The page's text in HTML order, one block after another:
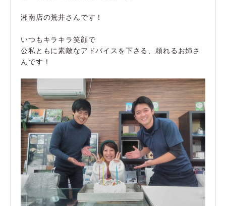
湘南店の荒井さんです！
いつもキラキラ笑顔で
公私ともに素敵なアドバイスを下さる、頼れるお姉さ
んです！